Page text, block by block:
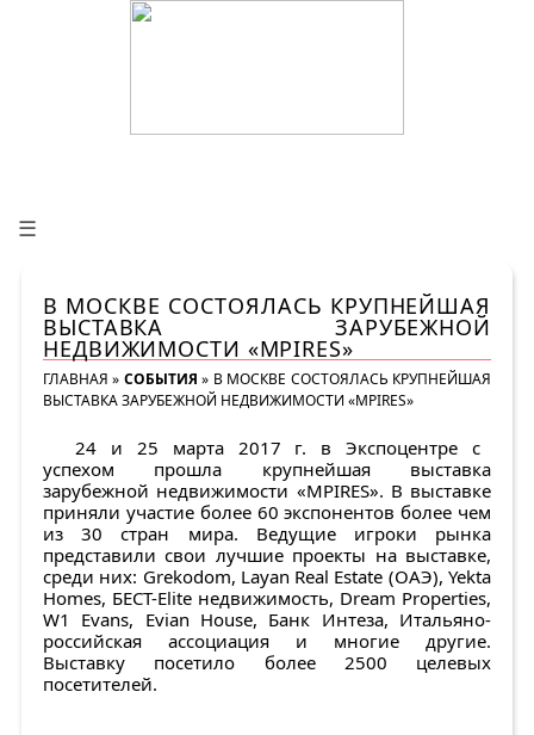
☰
В МОСКВЕ СОСТОЯЛАСЬ КРУПНЕЙШАЯ
ВЫСТАВКА ЗАРУБЕЖНОЙ
НЕДВИЖИМОСТИ «MPIRES»
ГЛАВНАЯ » СОБЫТИЯ » В МОСКВЕ СОСТОЯЛАСЬ КРУПНЕЙШАЯ
ВЫСТАВКА ЗАРУБЕЖНОЙ НЕДВИЖИМОСТИ «MPIRES»
24 и 25 марта 2017 г. в Экспоцентре с
успехом прошла крупнейшая выставка
зарубежной недвижимости «MPIRES». В выставке
приняли участие более 60 экспонентов более чем
из 30 стран мира. Ведущие игроки рынка
представили свои лучшие проекты на выставке,
среди них: Grekodom, Layan Real Estate (ОАЭ), Yekta
Homes, БЕСТ-Elite недвижимость, Dream Properties,
W1 Evans, Evian House, Банк Интеза, Итальяно-
российская ассоциация и многие другие.
Выставку посетило более 2500 целевых
посетителей.